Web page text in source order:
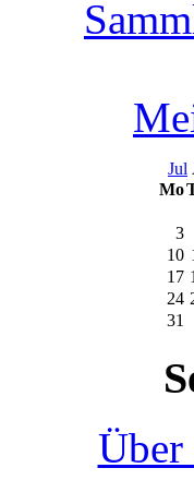
Jul
Mo
3
10
17
24
31